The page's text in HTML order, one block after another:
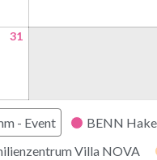
31
- Event BENN
Villa NOVA